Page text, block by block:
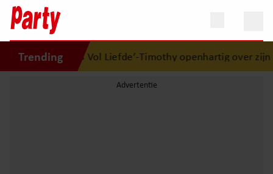
Trending
eerste•‘B&B Vol Liefde’-Timothy openhartig over zijn